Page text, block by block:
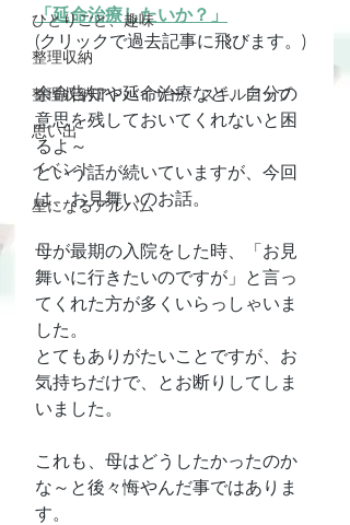
ひとりごと、趣味
整理収納
整理収納アドバイザー スキルアップ
思い出
イベント
星になるアルバム
「延命治療したいか？」
(クリックで過去記事に飛びます。)
余命告知や延命治療など、自分の
意思を残しておいてくれないと困
るよ～
という話が続いていますが、今回
は、お見舞いのお話。
母が最期の入院をした時、「お見
舞いに行きたいのですが」と言っ
てくれた方が多くいらっしゃいま
した。
とてもありがたいことですが、お
気持ちだけで、とお断りしてしま
いました。
これも、母はどうしたかったのか
な～と後々悔やんだ事ではありま
す。